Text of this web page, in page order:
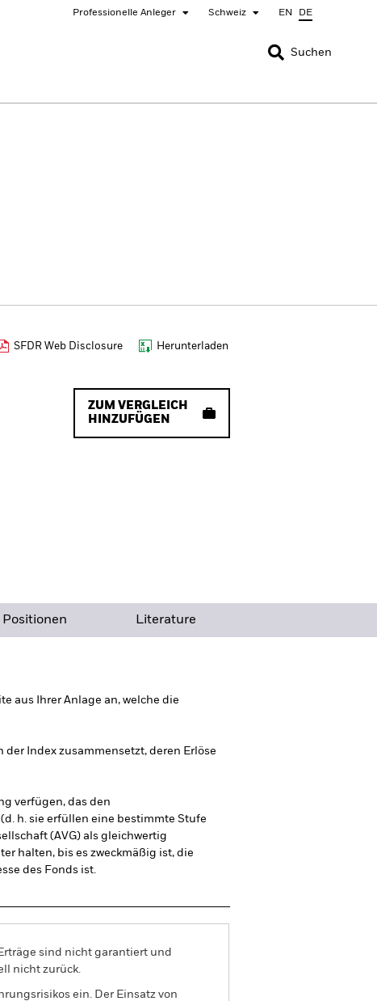
Professionelle Anleger Schweiz EN DE
SCHLIESSEN
SCHLIESSEN
Suchen
SFDR Web Disclosure Herunterladen
ZUM VERGLEICH
HINZUFÜGEN
Positionen Literature
aus Ihrer Anlage an, welche die
Index zusammensetzt, deren Erlöse
verfügen, das den
h. sie erfüllen eine bestimmte Stufe
(AVG) als gleichwertig
halten, bis es zweckmäßig ist, die
des Fonds ist.
sind nicht garantiert und
nicht zurück.
ein. Der Einsatz von